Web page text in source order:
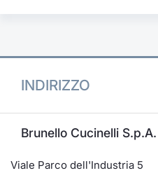
INDIRIZZO
Brunello Cucinelli S.p.A.
Viale Parco dell'Industria 5